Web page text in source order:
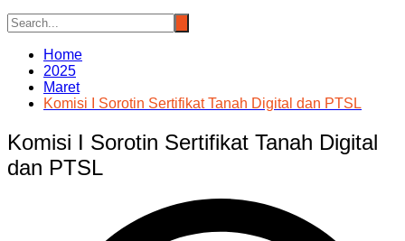
Home
2025
Maret
Komisi I Sorotin Sertifikat Tanah Digital dan PTSL
Komisi I Sorotin Sertifikat Tanah Digital
dan PTSL